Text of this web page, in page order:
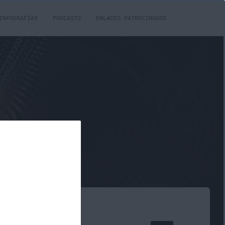
INFOGRAFÍAS PODCASTS ENLACES PATROCINADOS